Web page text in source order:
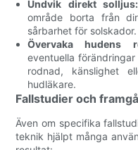
Undvik direkt solljus:
område borta från
sårbarhet för solskador.
Övervaka hudens
eventuella
rodnad, känslighet
hudläkare.
Fallstudier och
Även om specifika
teknik hjälpt många